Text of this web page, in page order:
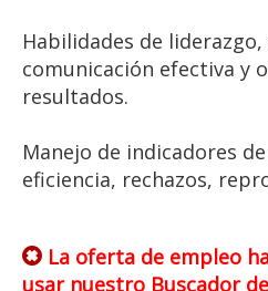
Habilidades de
comunicación efectiva y
resultados.
Manejo de indicadores
eficiencia, rechazos,
La oferta de empleo
usar nuestro Buscador